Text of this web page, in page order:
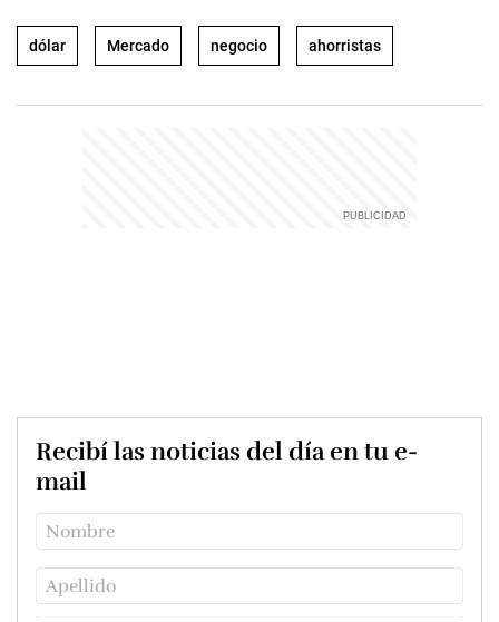
dólar Mercado negocio ahorristas
Recibí las noticias del día en tu e-
mail